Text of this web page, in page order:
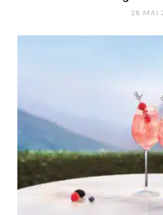
28 MAI